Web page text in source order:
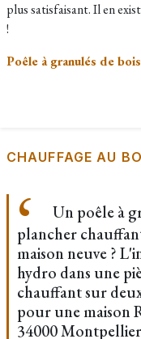
plus satisfaisant. Il en
!
Poêle à granulés de
CHAUFFAGE AU
Un poêle à
plancher
maison neuve ?
hydro dans une
chauffant sur
pour une maison
34000 Montpellier